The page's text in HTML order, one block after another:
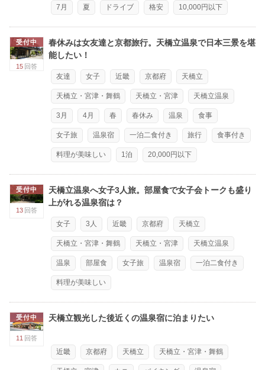
7月 夏 ドライブ 格安 10,000円以下
受付中
15 回答
春休みは女友達と京都旅行。天橋立温泉で日本三景を堪
能したい！
友達 女子 近畿 京都府 天橋立
天橋立・宮津・舞鶴 天橋立・宮津 天橋立温泉
3月 4月 春 春休み 温泉 食事
女子旅 温泉宿 一泊二食付き 旅行 食事付き
料理が美味しい 1泊 20,000円以下
受付中
13 回答
天橋立温泉へ女子3人旅。部屋食で女子会トークも盛り
上がれる温泉宿は？
女子 3人 近畿 京都府 天橋立
天橋立・宮津・舞鶴 天橋立・宮津 天橋立温泉
温泉 部屋食 女子旅 温泉宿 一泊二食付き
料理が美味しい
受付中
11 回答
天橋立観光した後近くの温泉宿に泊まりたい
近畿 京都府 天橋立 天橋立・宮津・舞鶴